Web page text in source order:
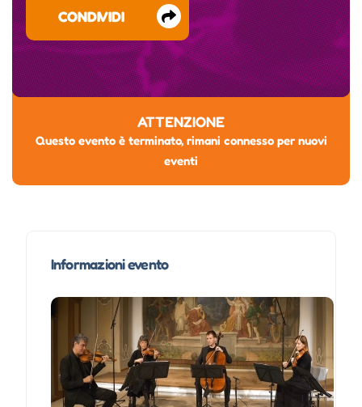
CONDIVIDI
ATTENZIONE
Questo evento è terminato, rimani connesso per nuovi
eventi
Informazioni evento